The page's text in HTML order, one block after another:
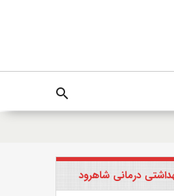
search
درمانی شاهرود